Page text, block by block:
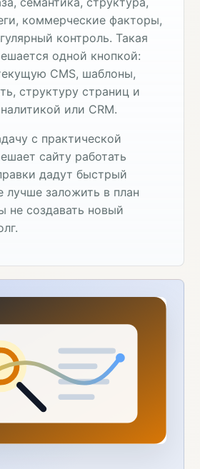
коммерческие факторы,
контроль. Такая
одной кнопкой:
CMS, шаблоны,
структуру страниц и
или CRM.
с практической
сайту работать
дадут быстрый
лучше заложить в план
не создавать новый